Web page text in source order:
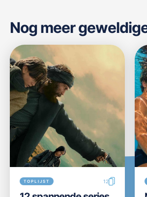
Nog meer
TOPLIJST 12